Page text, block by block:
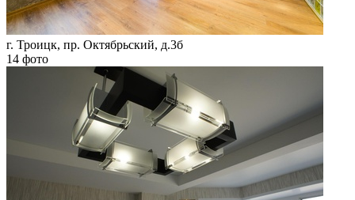
г. Троицк, пр. Октябрьский, д.3б
14 фото